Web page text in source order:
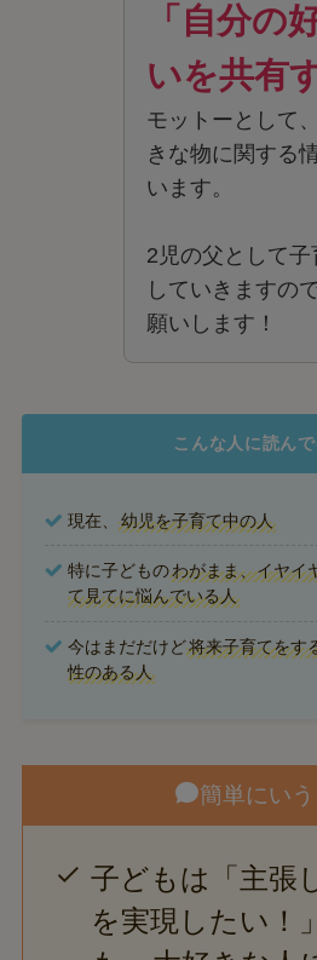
「自分の
いを共有
モットーとして
きな物に関する
います。
2児の父として
していきますの
願いします！
こんな人に読ん
現在、幼児を子育て中の人
特に子どものわがまま、イヤイ
て見てに悩んでいる人
今はまだだけど将来子育てをす
性のある人
簡単にい
子どもは「主張
を実現したい！